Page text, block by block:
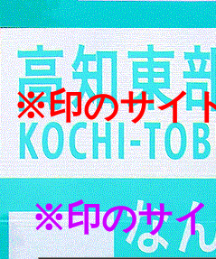
※印のサイ
※印のサイ